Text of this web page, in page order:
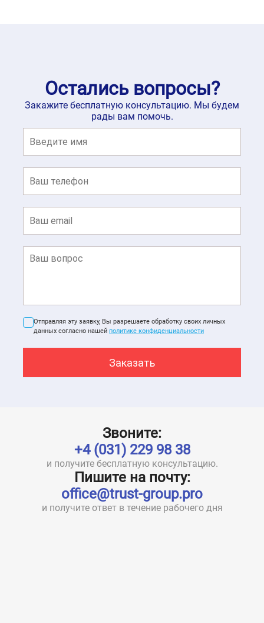
Остались вопросы?
Закажите бесплатную консультацию. Мы будем
рады вам помочь.
Отправляя эту заявку, Вы разрешаете обработку своих личных
данных согласно нашей политике конфиденциальности
Звоните:
+4 (031) 229 98 38
и получите бесплатную консультацию.
Пишите на почту:
office@trust-group.pro
и получите ответ в течение рабочего дня